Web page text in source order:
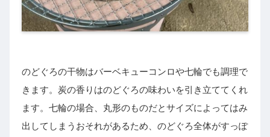
のどぐろの干物はバーベキューコンロや七輪でも調理で
きます。炭の香りはのどぐろの味わいを引き立ててくれ
ます。七輪の場合、丸形のものだとサイズによってはみ
出してしまうおそれがあるため、のどぐろ全体がすっぽ